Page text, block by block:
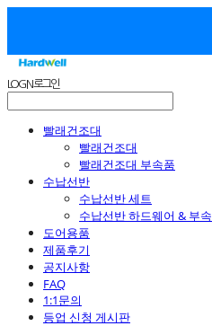
LOG IN로그인
빨래건조대
빨래건조대
빨래건조대 부속품
수납선반
수납선반 세트
수납선반 하드웨어 & 부속
도어용품
제품후기
공지사항
FAQ
1:1문의
등업 신청 게시판